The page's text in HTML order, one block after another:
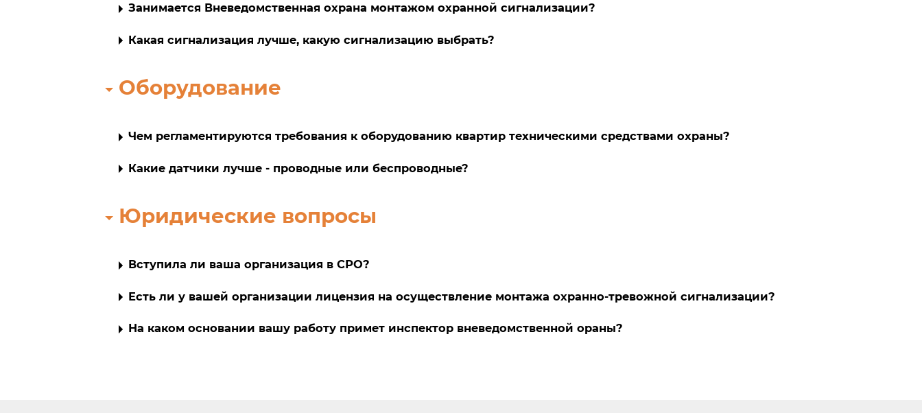
Занимается Вневедомственная охрана монтажом охранной сигнализации?
Какая сигнализация лучше, какую сигнализацию выбрать?
Оборудование
Чем регламентируются требования к оборудованию квартир техническими средствами охраны?
Какие датчики лучше - проводные или беспроводные?
Юридические вопросы
Вступила ли ваша организация в СРО?
Есть ли у вашей организации лицензия на осуществление монтажа охранно-тревожной сигнализации?
На каком основании вашу работу примет инспектор вневедомственной ораны?